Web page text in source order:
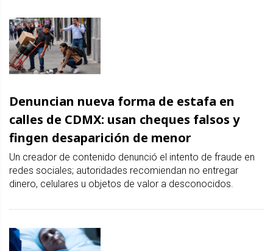
Denuncian nueva forma de estafa en
calles de CDMX: usan cheques falsos y
fingen desaparición de menor
Un creador de contenido denunció el intento de fraude en
redes sociales; autoridades recomiendan no entregar
dinero, celulares u objetos de valor a desconocidos.